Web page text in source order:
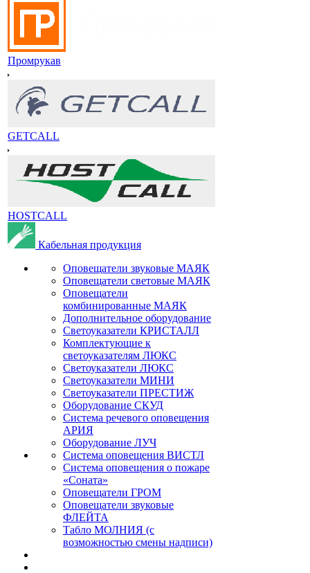
Промрукав
GETCALL
HOSTCALL
Кабельная продукция
Оповещатели звуковые МАЯК
Оповещатели световые МАЯК
Оповещатели
комбинированные МАЯК
Дополнительное оборудование
Светоуказатели КРИСТАЛЛ
Комплектующие к
светоуказателям ЛЮКС
Светоуказатели ЛЮКС
Светоуказатели МИНИ
Светоуказатели ПРЕСТИЖ
Оборудование СКУД
Система речевого оповещения
АРИЯ
Оборудование ЛУЧ
Система оповещения ВИСТЛ
Система оповещения о пожаре
«Соната»
Оповещатели ГРОМ
Оповещатели звуковые
ФЛЕЙТА
Табло МОЛНИЯ (с
возможностью смены надписи)